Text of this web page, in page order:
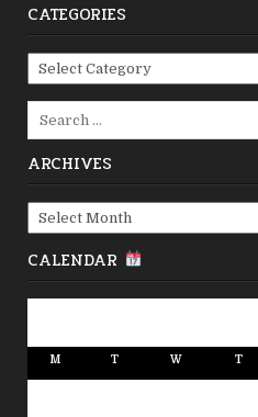
CATEGORIES
Categories
ARCHIVES
Archives
CALENDAR
M T W T